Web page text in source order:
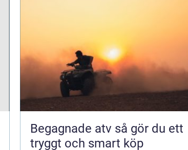
Begagnade atv så gör du ett
tryggt och smart köp